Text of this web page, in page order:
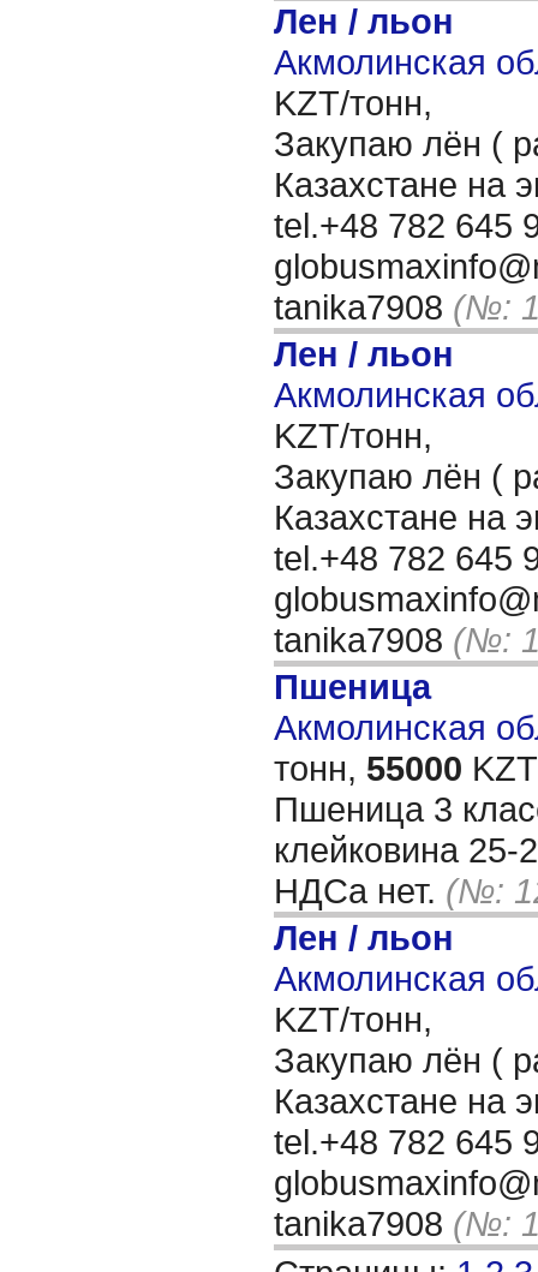
Лен / льон
Акмолинская
KZT/тонн,
Закупаю лён (
Казахстане на
tel.+48 782 645
tanika7908 (№:
Лен / льон
Акмолинская
KZT/тонн,
Закупаю лён (
Казахстане на
tel.+48 782 645
tanika7908 (№:
Пшеница
Акмолинская
тонн, 55000
Пшеница 3
клейковина 25-
НДСа нет. (№:
Лен / льон
Акмолинская
KZT/тонн,
Закупаю лён (
Казахстане на
tel.+48 782 645
tanika7908 (№: